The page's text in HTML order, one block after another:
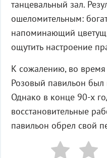
танцевальный зал.
ошеломительным:
напоминающий
ощутить настроение
К сожалению, во
Розовый павильон
Однако в конце 90-х
восстановительные
павильон обрел свой